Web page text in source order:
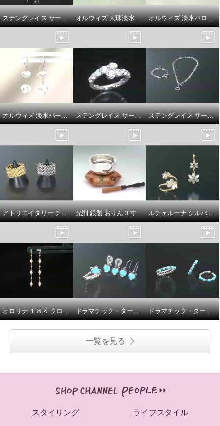
ステングレイス サージカルステンレス プレシオサ社製ＣＺ リバーシブル 片側用イヤーカフ オルウィズ 大珠淡水バロックパール ペンダント／フォークデザインリング オルウィズ 淡水バロックパール ネックレス
オルウィズ 淡水パール ヒラヒラデザイン ピアス ステングレイス サージカルステンレス プレシオサ社製ＣＺ ファイングラデーション スパークルリング ステングレイス サージカルステンレス ホースビットデザイン ２ウェイ ミックスチェーン ネックレス／ミックスチェーン ブレスレット
アトリエイタリー チェーンモティーフ ボリュームリング 光則 銀製 おりん３寸 ルチェルーナ シルバー マザーオブパール＆ＣＺ ツインフラワー デザイン フォークリング／ペンダントトップ
オロリナ １８Ｋ クロスランタン ピアス ドラマチック・ターコイズ シルバー アリゾナ産ターコイズ ブルーキャット フレキシブルリング／アリゾナ産ターコイズ＆ ＣＺ ブルーキャット イヤリング／ピアス ドラマチック・ターコイズ シルバー アリゾナ産ターコイズ ミラーボール フレキシブルリング／フレキシブルイヤーカフ ＜ペア＞
一覧を見る
スタイリング ライフスタイル